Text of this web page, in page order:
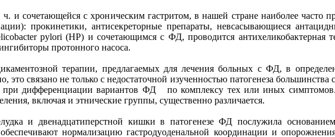
и сочетающейся с хроническим гастритом, в нашей стране наиболее часто
прокинетики, антисекреторные препараты, невсасывающиеся
pylori (НР) и сочетающимся с ФД, проводится антихеликобактерная
протонного насоса.
терапии, предлагаемых для лечения больных с ФД, в
это связано не только с недостаточной изученностью патогенеза
дифференциации вариантов ФД по комплексу тех или иных симптомов.
включая и этнические группы, существенно различается.
и двенадцатиперстной кишки в патогенезе ФД послужила
нормализацию гастродуоденальной координации и